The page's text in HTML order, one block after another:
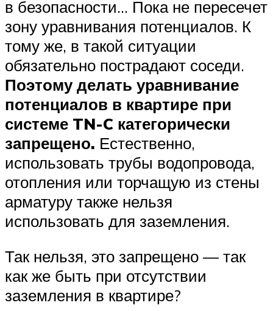
в безопасности… Пока не пересечет
зону уравнивания потенциалов. К
тому же, в такой ситуации
обязательно пострадают соседи.
Поэтому делать уравнивание
потенциалов в квартире при
системе TN-C категорически
запрещено. Естественно,
использовать трубы водопровода,
отопления или торчащую из стены
арматуру также нельзя
использовать для заземления.
Так нельзя, это запрещено — так
как же быть при отсутствии
заземления в квартире?